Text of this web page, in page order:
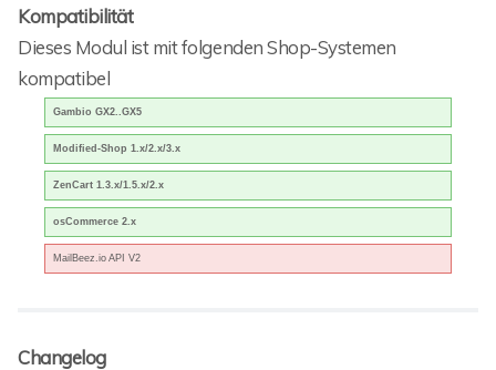
Kompatibilität
Dieses Modul ist mit folgenden Shop-Systemen
kompatibel
Gambio GX2..GX5
Modified-Shop 1.x/2.x/3.x
ZenCart 1.3.x/1.5.x/2.x
osCommerce 2.x
MailBeez.io API V2
Changelog